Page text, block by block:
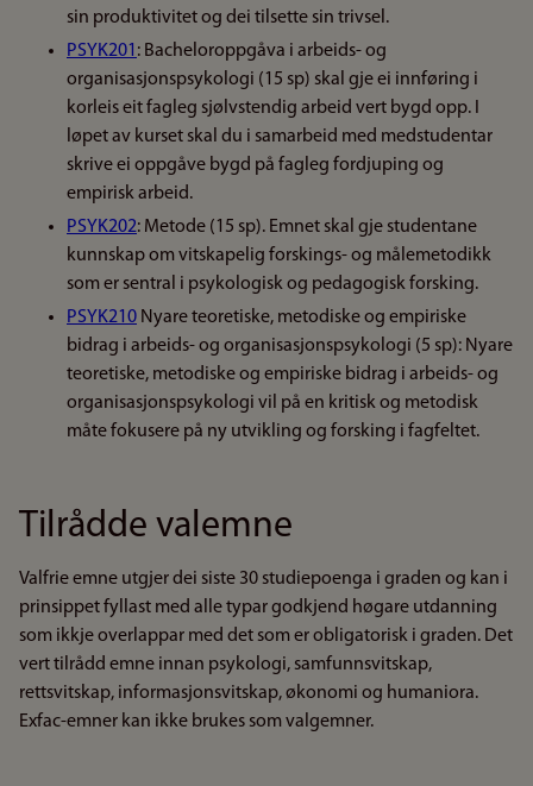
sin produktivitet og dei tilsette sin trivsel.
PSYK201 : Bacheloroppgåva i arbeids- og
organisasjonspsykologi (15 sp) skal gje ei innføring i
korleis eit fagleg sjølvstendig arbeid vert bygd opp. I
løpet av kurset skal du i samarbeid med medstudentar
skrive ei oppgåve bygd på fagleg fordjuping og
empirisk arbeid.
PSYK202: Metode (15 sp). Emnet skal gje studentane
kunnskap om vitskapelig forskings- og målemetodikk
som er sentral i psykologisk og pedagogisk forsking.
PSYK210 Nyare teoretiske, metodiske og empiriske
bidrag i arbeids- og organisasjonspsykologi (5 sp): Nyare
teoretiske, metodiske og empiriske bidrag i arbeids- og
organisasjonspsykologi vil på en kritisk og metodisk
måte fokusere på ny utvikling og forsking i fagfeltet.
Tilrådde valemne
Valfrie emne utgjer dei siste 30 studiepoenga i graden og kan i
prinsippet fyllast med alle typar godkjend høgare utdanning
som ikkje overlappar med det som er obligatorisk i graden. Det
vert tilrådd emne innan psykologi, samfunnsvitskap,
rettsvitskap, informasjonsvitskap, økonomi og humaniora.
Exfac-emner kan ikke brukes som valgemner.